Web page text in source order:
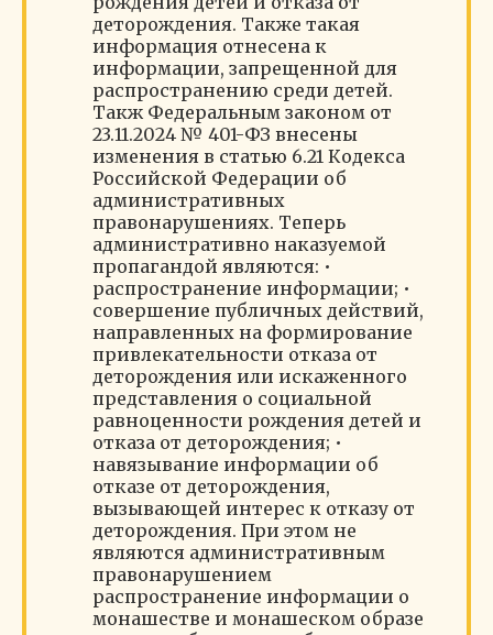
деторождения. Также такая
информация отнесена к
информации, запрещенной для
распространению среди детей.
Такж Федеральным законом от
23.11.2024 № 401-ФЗ внесены
изменения в статью 6.21 Кодекса
Российской Федерации об
административных
правонарушениях. Теперь
административно наказуемой
пропагандой являются: •
распространение информации; •
совершение публичных действий,
направленных на формирование
привлекательности отказа от
деторождения или искаженного
представления о социальной
равноценности рождения детей и
отказа от деторождения; •
навязывание информации об
отказе от деторождения,
вызывающей интерес к отказу от
деторождения. При этом не
являются административным
правонарушением
распространение информации о
монашестве и монашеском образе